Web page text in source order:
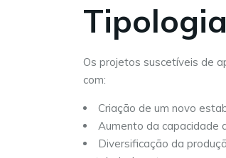
Os projetos suscetíveis de
com:
Criação de um novo
Aumento da capacidade
Diversificação da